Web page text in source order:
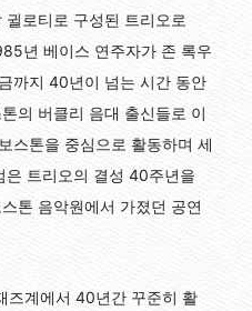
로티로 구성된 트리오로
년 베이스 연주자가 존 록우
까지 40년이 넘는 시간 동안
의 버클리 음대 출신들로 이
스톤을 중심으로 활동하며 세
은 트리오의 결성 40주년을
톤 음악원에서 가졌던 공연
즈계에서 40년간 꾸준히 활